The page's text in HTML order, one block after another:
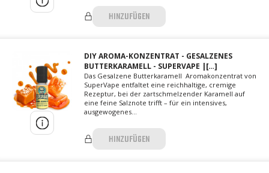
HINZUFÜGEN
DIY AROMA-KONZENTRAT - GESALZENES
BUTTERKARAMELL - SUPERVAPE |[…]
Das Gesalzene Butterkaramell Aromakonzentrat von
SuperVape entfaltet eine reichhaltige, cremige
Rezeptur, bei der zartschmelzender Karamell auf
eine feine Salznote trifft – für ein intensives,
ausgewogenes...
HINZUFÜGEN